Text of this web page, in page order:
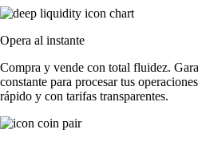
Opera al instante
Compra y vende con total fluidez.
constante para procesar tus
rápido y con tarifas transparentes.